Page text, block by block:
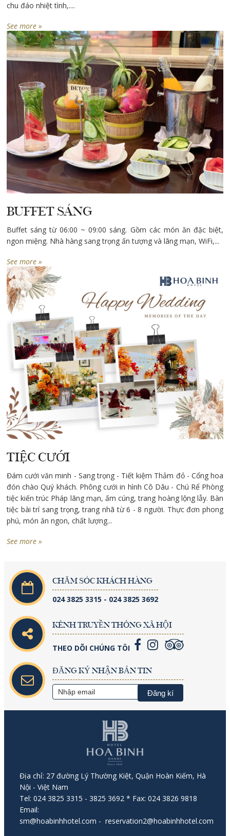
chu đáo nhiệt tình,....
See more »
BUFFET SÁNG
Buffet sáng từ 06:00 ~ 09:00 sáng. Gồm các món ăn đặc biệt,
ngon miệng. Nhà hàng sang trọng ấn tượng và lãng mạn, WiFi,...
See more »
TIỆC CƯỚI
Đám cưới văn minh - Sang trọng - Tiết kiệm Thảm đỏ - Cổng hoa
đón chào Quý khách. Phông cưới in hình Cô Dâu - Chú Rể Phòng
tiệc kiến trúc Pháp lãng mạn, ấm cúng, trang hoàng lộng lẫy. Bàn
tiệc bài trí sang trọng, trang nhã từ 6 - 8 người. Thực đơn phong
phú, món ăn ngon, chất lượng...
See more »
CHĂM SÓC KHÁCH HÀNG
024 3825 3315 - 024 3825 3692
KÊNH TRUYỀN THÔNG XÃ HỘI
THEO DÕI CHÚNG TÔI
ĐĂNG KÝ NHẬN BẢN TIN
Địa chỉ: 27 đường Lý Thường Kiệt, Quận Hoàn Kiếm, Hà
Nội - Việt Nam
Tel: 024 3825 3315 - 3825 3692 * Fax: 024 3826 9818
Email:
sm@hoabinhhotel.com - reservation2@hoabinhhotel.com